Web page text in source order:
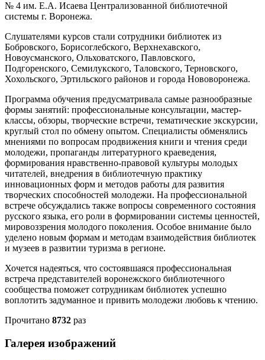
№ 4 им. Е.А. Исаева Централизованной библиотечной
системы г. Воронежа.
Слушателями курсов стали сотрудники библиотек из
Бобровского, Борисоглебского, Верхнехавского,
Новоусманского, Ольховатского, Павловского,
Подгоренского, Семилукского, Таловского, Терновского,
Хохольского, Эртильского районов и города Нововоронежа.
Программа обучения предусматривала самые разнообразные
формы занятий: профессиональные консультации, мастер-
классы, обзоры, творческие встречи, тематические экскурсии,
круглый стол по обмену опытом. Специалисты обменялись
мнениями по вопросам продвижения книги и чтения среди
молодежи, пропаганды литературного краеведения,
формирования нравственно-правовой культуры молодых
читателей, внедрения в библиотечную практику
инновационных форм и методов работы для развития
творческих способностей молодежи. На профессиональной
встрече обсуждались также вопросы современного состояния
русского языка, его роли в формировании системы ценностей,
мировоззрения молодого поколения. Особое внимание было
уделено новым формам и методам взаимодействия библиотек
и музеев в развитии туризма в регионе.
Хочется надеяться, что состоявшаяся профессиональная
встреча представителей воронежского библиотечного
сообщества поможет сотрудникам библиотек успешно
воплотить задуманное и привить молодежи любовь к чтению.
Прочитано 8732 раз
Галерея изображений